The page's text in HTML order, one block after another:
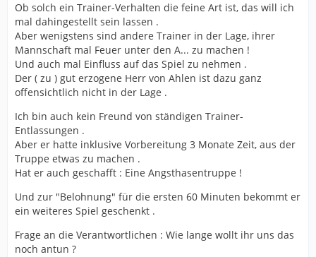
Ob solch ein Trainer-Verhalten die feine Art ist, das will ich
mal dahingestellt sein lassen .
Aber wenigstens sind andere Trainer in der Lage, ihrer
Mannschaft mal Feuer unter den A... zu machen !
Und auch mal Einfluss auf das Spiel zu nehmen .
Der ( zu ) gut erzogene Herr von Ahlen ist dazu ganz
offensichtlich nicht in der Lage .
Ich bin auch kein Freund von ständigen Trainer-
Entlassungen .
Aber er hatte inklusive Vorbereitung 3 Monate Zeit, aus der
Truppe etwas zu machen .
Hat er auch geschafft : Eine Angsthasentruppe !
Und zur "Belohnung" für die ersten 60 Minuten bekommt er
ein weiteres Spiel geschenkt .
Frage an die Verantwortlichen : Wie lange wollt ihr uns das
noch antun ?